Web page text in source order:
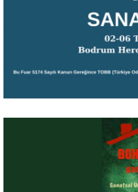
15
TR ETCA EUROPEAN